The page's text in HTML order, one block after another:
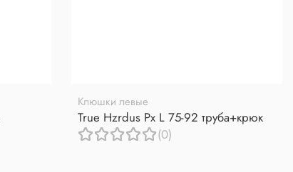
Клюшки левые
True Hzrdus Px L 75-92 труба+крюк
(0)